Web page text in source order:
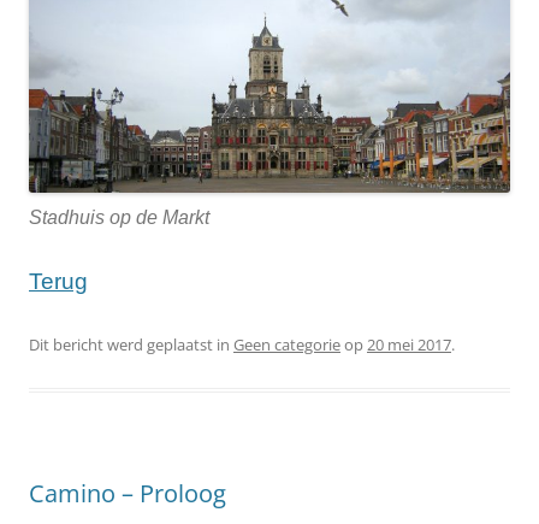
Stadhuis op de Markt
Terug
Dit bericht werd geplaatst in Geen categorieop20 mei 2017.
Camino – Proloog